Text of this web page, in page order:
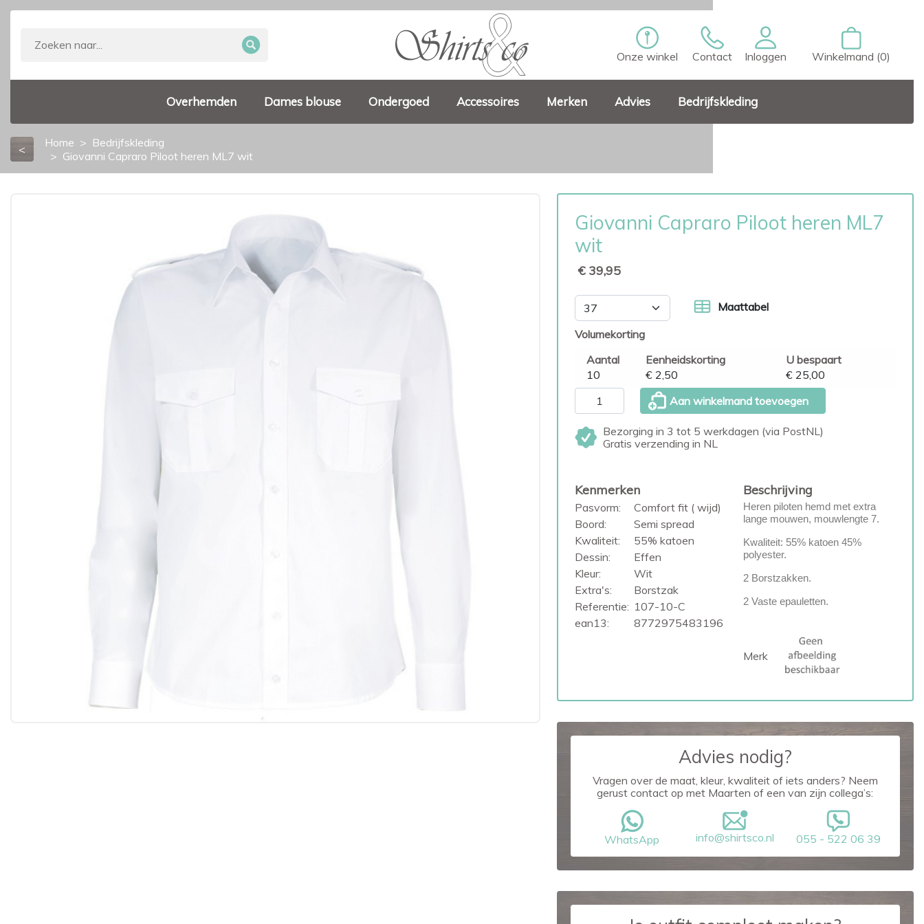
Onze winkel Contact Inloggen Winkelmand (0)
Overhemden Dames blouse Ondergoed Accessoires Merken Advies Bedrijfskleding
< Home
Bedrijfskleding
Giovanni Capraro Piloot heren ML7 wit
Giovanni Capraro Piloot heren ML7
wit
€ 39,95
Maattabel
Volumekorting
Aantal
Eenheidskorting
U bespaart
10
€ 2,50
€ 25,00
Aan winkelmand toevoegen
Bezorging in 3 tot 5 werkdagen (via PostNL)
Gratis verzending in NL
Kenmerken
Pasvorm:
Comfort fit ( wijd)
Boord:
Semi spread
Kwaliteit:
55% katoen
Dessin:
Effen
Kleur:
Wit
Extra's:
Borstzak
Referentie: 107-10-C
ean13:
8772975483196
Beschrijving
Heren piloten hemd met extra
lange mouwen, mouwlengte 7.
Kwaliteit: 55% katoen 45%
polyester.
2 Borstzakken.
2 Vaste epauletten.
Merk
Advies nodig?
Vragen over de maat, kleur, kwaliteit of iets anders? Neem
gerust contact op met Maarten of een van zijn collega’s:
WhatsApp info@shirtsco.nl 055 - 522 06 39